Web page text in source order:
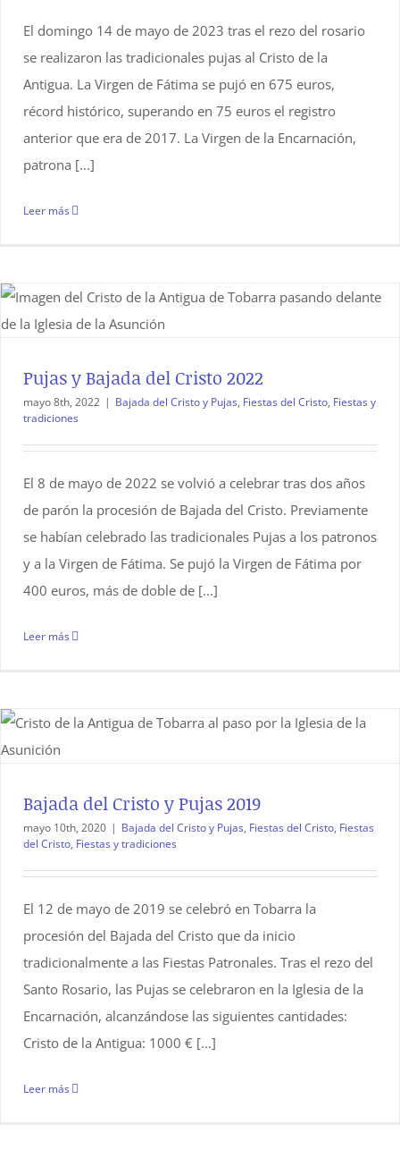
El domingo 14 de mayo de 2023 tras el rezo del rosario
se realizaron las tradicionales pujas al Cristo de la
Antigua. La Virgen de Fátima se pujó en 675 euros,
récord histórico, superando en 75 euros el registro
anterior que era de 2017. La Virgen de la Encarnación,
patrona [...]
Leer más
Pujas y Bajada del Cristo 2022
mayo 8th, 2022 | Bajada del Cristo y Pujas, Fiestas del Cristo, Fiestas y
tradiciones
El 8 de mayo de 2022 se volvió a celebrar tras dos años
de parón la procesión de Bajada del Cristo. Previamente
se habían celebrado las tradicionales Pujas a los patronos
y a la Virgen de Fátima. Se pujó la Virgen de Fátima por
400 euros, más de doble de [...]
Leer más
Bajada del Cristo y Pujas 2019
mayo 10th, 2020 | Bajada del Cristo y Pujas, Fiestas del Cristo, Fiestas
del Cristo, Fiestas y tradiciones
El 12 de mayo de 2019 se celebró en Tobarra la
procesión del Bajada del Cristo que da inicio
tradicionalmente a las Fiestas Patronales. Tras el rezo del
Santo Rosario, las Pujas se celebraron en la Iglesia de la
Encarnación, alcanzándose las siguientes cantidades:
Cristo de la Antigua: 1000 € [...]
Leer más